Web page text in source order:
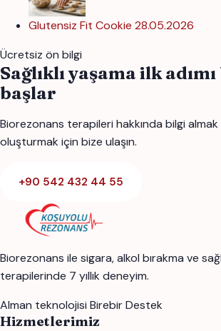
Glutensiz Fit Cookie 28.05.2026
Ücretsiz ön bilgi
Sağlıklı yaşama ilk
başlar
Biorezonans terapileri hakkında bilgi
oluşturmak için bize ulaşın.
+90 542 432 44 55
Biorezonans ile sigara, alkol bırakma ve
terapilerinde 7 yıllık deneyim.
Alman teknolojisi Birebir Destek
Hizmetlerimiz